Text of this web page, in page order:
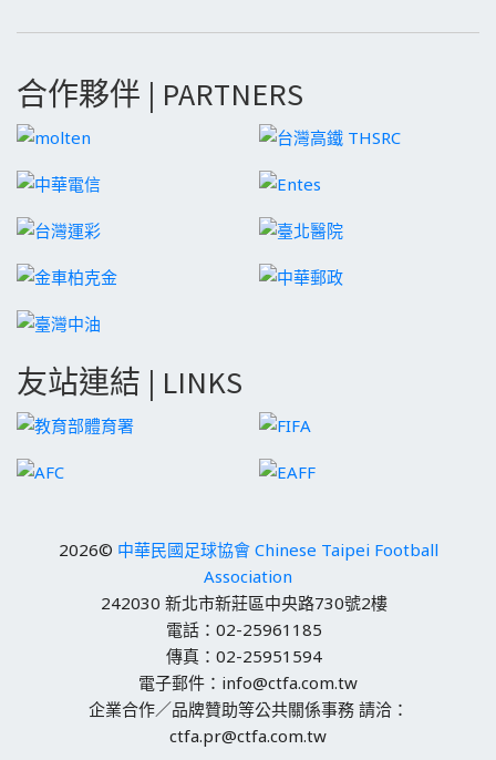
合作夥伴 | PARTNERS
友站連結 | LINKS
2026© 中華民國足球協會 Chinese Taipei Football
Association
242030 新北市新莊區中央路730號2樓
電話：02-25961185
傳真：02-25951594
電子郵件：info@ctfa.com.tw
企業合作／品牌贊助等公共關係事務 請洽：
ctfa.pr@ctfa.com.tw